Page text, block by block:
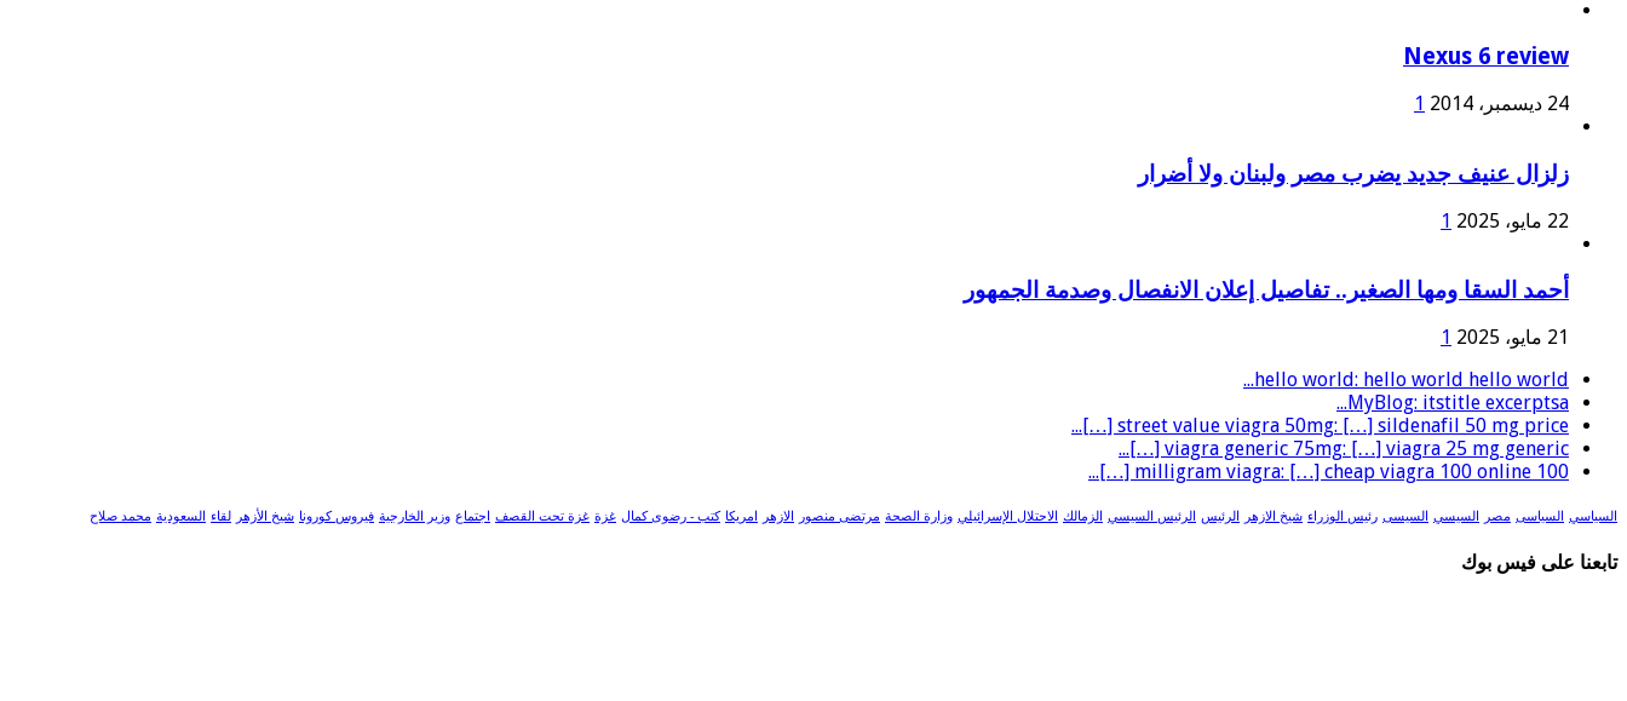
Nexus 6 review
24 ديسمبر، 2014 1
زلزال عنيف جديد يضرب مصر ولبنان ولا أضرار
22 مايو، 2025 1
أحمد السقا ومها الصغير.. تفاصيل إعلان الانفصال وصدمة الجمهور
21 مايو، 2025
1
hello world: hello world hello world...
MyBlog: itstitle excerptsa...
street value viagra 50mg: […] sildenafil 50 mg price […]...
viagra generic 75mg: […] viagra 25 mg generic […]...
100 milligram viagra: […] cheap viagra 100 online […]...
السياسي السياسى مصر السيسي السيسى رئيس الوزراء شيخ الازهر الرئيس الرئيس السيسي الزمالك الاحتلال الإسرائيلي وزارة الصحة مرتضى منصور الازهر امريكا كتب - رضوى كمال غزة غزة تحت القصف اجتماع وزير الخارجية فيروس كورونا شيخ الأزهر لقاء السعودية محمد صلاح
تابعنا على فيس بوك